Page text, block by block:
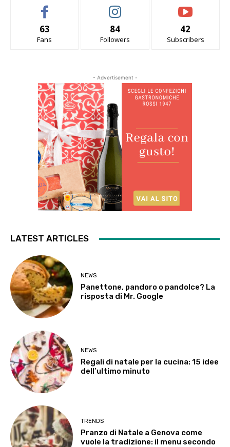
63
Fans
84
Followers
42
Subscribers
- Advertisement -
LATEST ARTICLES
NEWS
Panettone, pandoro o pandolce? La
risposta di Mr. Google
NEWS
Regali di natale per la cucina: 15 idee
dell’ultimo minuto
TRENDS
Pranzo di Natale a Genova come
vuole la tradizione: il menu secondo